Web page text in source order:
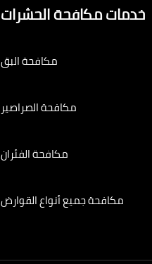
خدمات مكافحة الحشرات
مكافحة البق
مكافحة الصراصير
مكافحة الفئران
مكافحة جميع أنواع القوارض